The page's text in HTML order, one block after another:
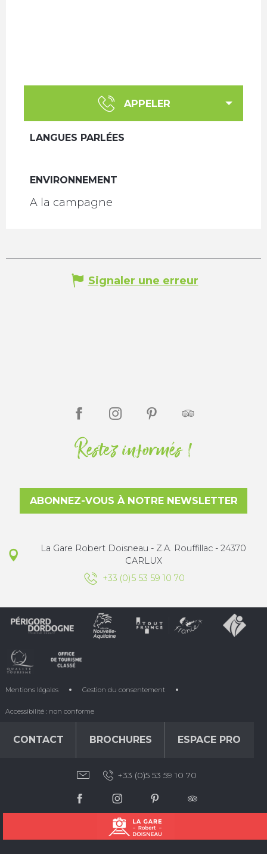
APPELER
LANGUES PARLÉES
LANGUES PARLÉES
ENVIRONNEMENT
ENVIRONNEMENT
A la campagne
Signaler une erreur
Restez informés !
ABONNEZ-VOUS À NOTRE NEWSLETTER
La Gare Robert Doisneau - Z.A. Rouffillac - 24370
CARLUX
+33 (0)5 53 59 10 70
Mentions légales Gestion du consentement
Accessibilité : non conforme
CONTACT BROCHURES ESPACE PRO
+33 (0)5 53 59 10 70